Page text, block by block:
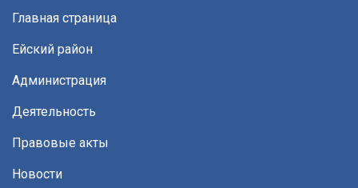
Главная страница
Ейский район
Администрация
Деятельность
Правовые акты
Новости